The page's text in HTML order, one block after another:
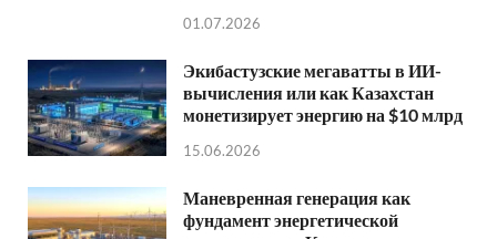
01.07.2026
Экибастузские мегаватты в ИИ-
вычисления или как Казахстан
монетизирует энергию на $10 млрд
15.06.2026
Маневренная генерация как
фундамент энергетической